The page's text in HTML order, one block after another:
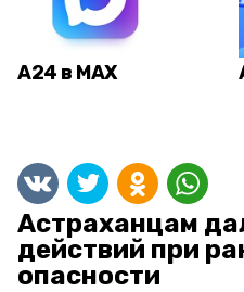
А24 в MAX
Астраханцам
действий при
опасности